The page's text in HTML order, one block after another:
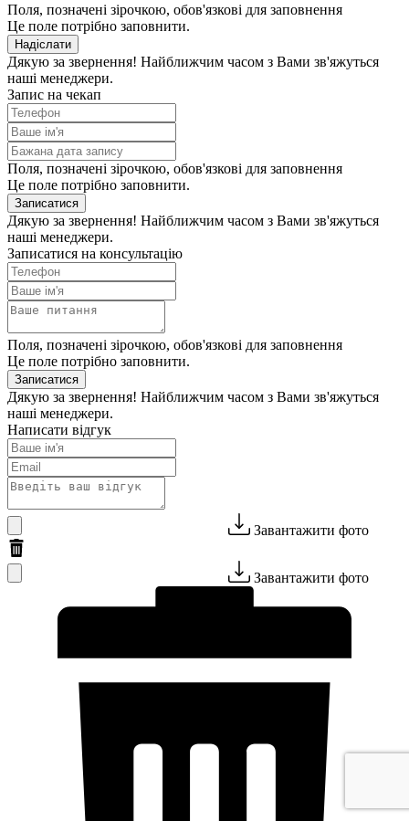
Поля, позначені зірочкою, обов'язкові для заповнення
Це поле потрібно заповнити.
Надіслати
Дякую за звернення! Найближчим часом з Вами зв'яжуться
наші менеджери.
Запис на чекап
Поля, позначені зірочкою, обов'язкові для заповнення
Це поле потрібно заповнити.
Записатися
Дякую за звернення! Найближчим часом з Вами зв'яжуться
наші менеджери.
Записатися на консультацію
Поля, позначені зірочкою, обов'язкові для заповнення
Це поле потрібно заповнити.
Записатися
Дякую за звернення! Найближчим часом з Вами зв'яжуться
наші менеджери.
Написати відгук
Завантажити фото
Завантажити фото